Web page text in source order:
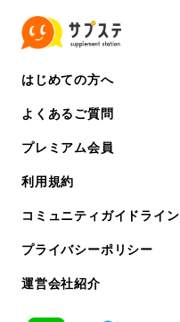
はじめての方へ
よくあるご質問
プレミアム会員
利用規約
コミュニティガイドライン
プライバシーポリシー
運営会社紹介